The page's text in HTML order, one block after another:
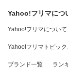
Yahoo!フリマにつ
Yahoo!フリマについて
Yahoo!フリマトピック
ブランド一覧 ラン